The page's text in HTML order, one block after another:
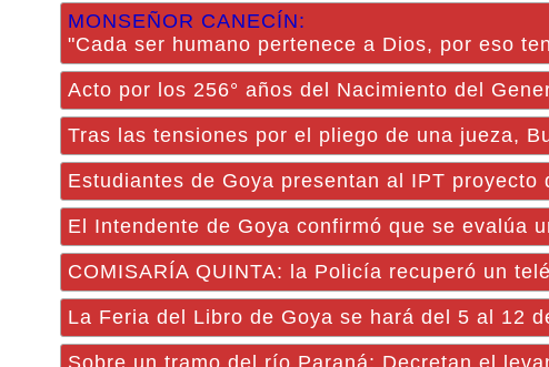
MONSEÑOR CANECÍN:
"Cada ser humano pertenece a Dios, por eso
Acto por los 256° años del Nacimiento del
Tras las tensiones por el pliego de una jueza,
Estudiantes de Goya presentan al IPT proyecto
El Intendente de Goya confirmó que se evalúa
COMISARÍA QUINTA: la Policía recuperó un
La Feria del Libro de Goya se hará del 5 al 12
Sobre un tramo del río Paraná: Decretan el